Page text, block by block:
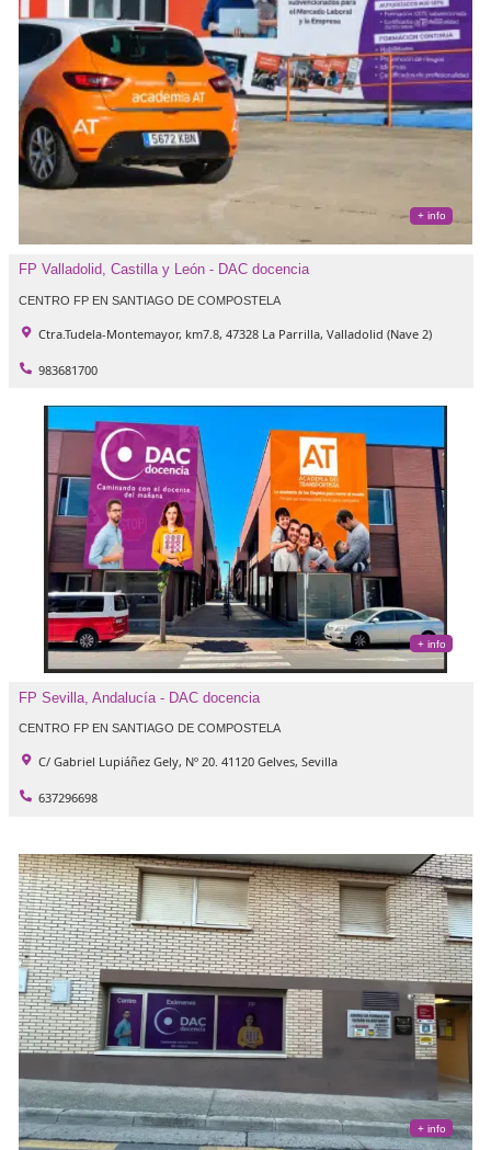
C. Porto Colón, 6. 28924 - Alcorcón, Madrid
916105970
FP Valladolid, Castilla y León - DAC docencia
CENTRO FP EN SANTIAGO DE COMPOSTELA
Ctra.Tudela-Montemayor, km7.8, 47328 La Parrilla, Valladolid
983681700
FP Sevilla, Andalucía - DAC docencia
CENTRO FP EN SANTIAGO DE COMPOSTELA
C/ Gabriel Lupiáñez Gely, Nº 20. 41120 Gelves, Sevilla